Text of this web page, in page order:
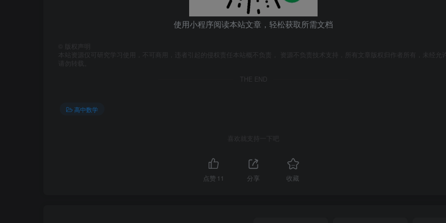
使用小程序阅读本站文章，轻松获取所需文档
版权声明
本站资源仅可研究学习使用，不可商用，违者引起的侵权责任本站概不负责， 资源不负责技术支持，所有文章版权归作者所有，未经允
请勿转载。
THE END
高中数学
喜欢就支持一下吧
点赞 11 分享 收藏